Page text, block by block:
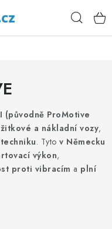
(původně ProMotive
a nákladní vozy,
. Tyto v Německu
výkon,
proti vibracím a plní